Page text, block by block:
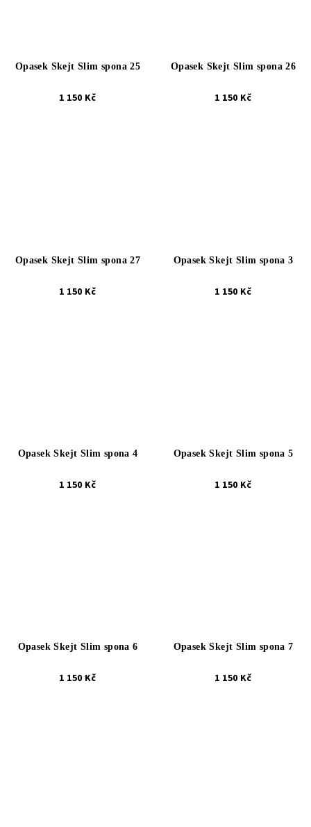
Opasek Skejt Slim spona 25
1 150 Kč
Opasek Skejt Slim spona 26
1 150 Kč
Opasek Skejt Slim spona 27
1 150 Kč
Opasek Skejt Slim spona 3
1 150 Kč
Opasek Skejt Slim spona 4
1 150 Kč
Opasek Skejt Slim spona 5
1 150 Kč
Opasek Skejt Slim spona 6
1 150 Kč
Opasek Skejt Slim spona 7
1 150 Kč